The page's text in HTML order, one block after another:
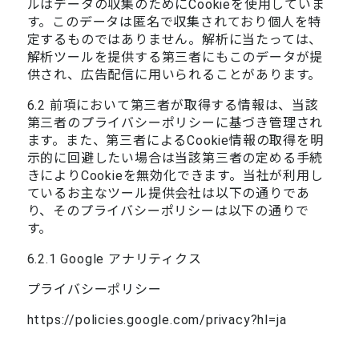
ルはデータの収集のためにCookieを使用していま
す。このデータは匿名で収集されており個人を特
定するものではありません。解析に当たっては、
解析ツールを提供する第三者にもこのデータが提
供され、広告配信に用いられることがあります。
6.2 前項において第三者が取得する情報は、当該
第三者のプライバシーポリシーに基づき管理され
ます。また、第三者によるCookie情報の取得を明
示的に回避したい場合は当該第三者の定める手続
きによりCookieを無効化できます。当社が利用し
ているお主なツール提供会社は以下の通りであ
り、そのプライバシーポリシーは以下の通りで
す。
6.2.1 Google アナリティクス
プライバシーポリシー
https://policies.google.com/privacy?hl=ja